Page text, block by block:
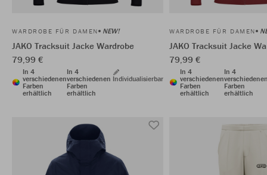
WARDROBE FÜR DAMEN NEW!
JAKO Tracksuit Jacke Wardrobe
79,99 €
In 4
verschiedenen
Farben
erhältlich
In 4
verschiedenen
Farben
erhältlich
Individualisierbar
WARDROBE FÜR DAMEN
JAKO Tracksuit Jacke
79,99 €
In 4
verschiedenen
Farben
erhältlich
In 4
Farben
erhältlich